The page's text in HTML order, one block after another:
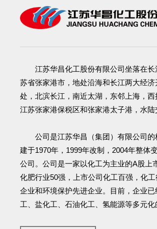
江苏华昌化工股份有限公司坐落在长
苏省张家港市，地处沿海和长江两大经济
处，北滨长江，南近太湖，东邻上海，
江苏张家港保税区和张家港太子港，水陆
公司是江苏华昌（集团）有限公司的
建于1970年，1999年改制，2004年整体
公司。公司是一家以化工为主业的A股上
化肥行业50强，上市公司化工百强，化
企业和环境保护先进企业。目前，企业
工、盐化工、石油化工、氢能源等多元化